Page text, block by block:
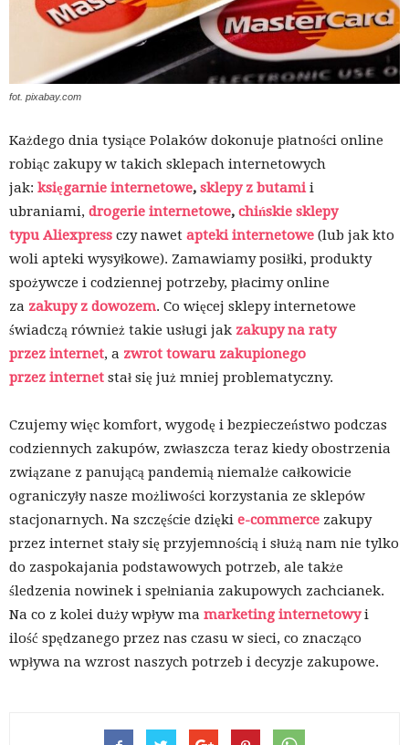
fot. pixabay.com
Każdego dnia tysiące Polaków dokonuje płatności online
robiąc zakupy w takich sklepach internetowych
jak: księgarnie internetowe, sklepy z butamii
ubraniami, drogerie internetowe, chińskie sklepy
typu Aliexpress czy nawet apteki internetowe (lub jak kto
woli apteki wysyłkowe). Zamawiamy posiłki, produkty
spożywcze i codziennej potrzeby, płacimy online
za zakupy z dowozem. Co więcej sklepy internetowe
świadczą również takie usługi jak zakupy na raty
przez internet, a zwrot towaru zakupionego
przez internet stał się już mniej problematyczny.
Czujemy więc komfort, wygodę i bezpieczeństwo podczas
codziennych zakupów, zwłaszcza teraz kiedy obostrzenia
związane z panującą pandemią niemalże całkowicie
ograniczyły nasze możliwości korzystania ze sklepów
stacjonarnych. Na szczęście dzięki e-commerce zakupy
przez internet stały się przyjemnością i służą nam nie tylko
do zaspokajania podstawowych potrzeb, ale także
śledzenia nowinek i spełniania zakupowych zachcianek.
Na co z kolei duży wpływ ma marketing internetowyi
ilość spędzanego przez nas czasu w sieci, co znacząco
wpływa na wzrost naszych potrzeb i decyzje zakupowe.